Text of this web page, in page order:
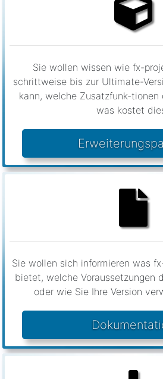
Sie wollen wissen wie fx-
schrittweise bis zur Ultimate-
kann, welche Zusatzfunk-tionen
was kostet
Sie wollen sich informieren was
bietet, welche Voraussetzungen
oder wie Sie Ihre Version